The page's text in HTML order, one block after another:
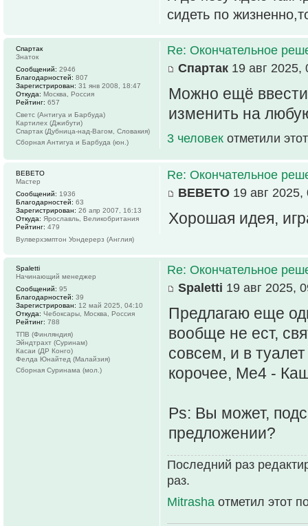
сидеть по
Re: Окончательное
Спартак 19 авг 2025,
Можно ещё
изменить на
3 человек отметили
Спартак
Знаток
Сообщений: 2946
Благодарностей: 807
Зарегистрирован: 31 янв 2008, 18:47
Откуда: Москва, Россия
Рейтинг: 657
Светс (Антигуа и Барбуда)
Картилех (Джибути)
Спартак (Дубница-над-Вагом, Словакия)
Сборная Антигуа и Барбуда (юн.)
Re: Окончательное
BEBETO 19 авг 2025,
Хорошая идея,
BEBETO
Мастер
Сообщений: 1936
Благодарностей: 63
Зарегистрирован: 26 апр 2007, 16:13
Откуда: Ярославль, Великобритания
Рейтинг: 479
Вулверхэмптон Уондерерз (Англия)
Re: Окончательное
Spaletti 19 авг 2025,
Предлагаю еще
вообще не ест,
совсем, и в
корочее, Ме4 -
Ps: Вы может,
предложении?
Последний раз
раз.
Mitrasha отметил этот
Spaletti
Начинающий менеджер
Сообщений: 95
Благодарностей: 39
Зарегистрирован: 12 май 2025, 04:10
Откуда: Чебоксары, Москва, Россия
Рейтинг: 788
ТПВ (Финляндия)
Эйндтрахт (Суринам)
Касаи (ДР Конго)
Фелда Юнайтед (Малайзия)
Сборная Суринама (мол.)